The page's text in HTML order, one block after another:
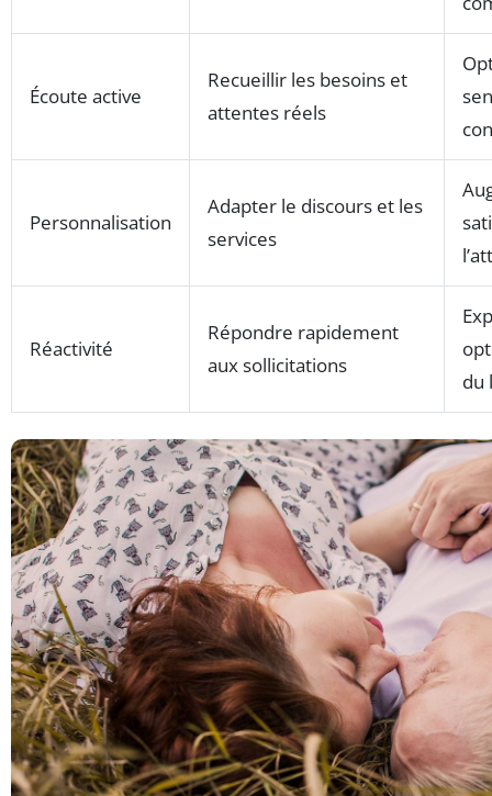
Écoute active
Recueillir les besoins et
attentes réels
Personnalisation
Adapter le discours et les
services
Réactivité
Répondre rapidement
aux sollicitations
du